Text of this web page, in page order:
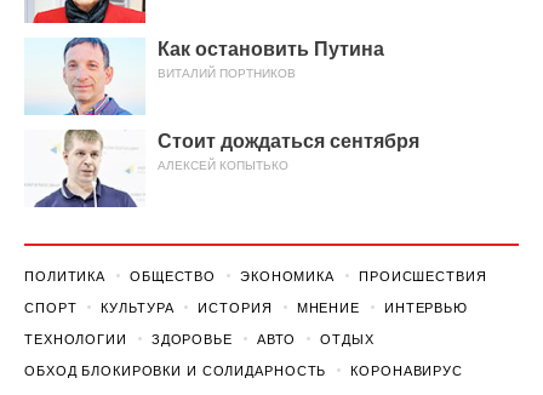
Как остановить Путина
ВИТАЛИЙ ПОРТНИКОВ
Стоит дождаться сентября
АЛЕКСЕЙ КОПЫТЬКО
ПОЛИТИКА ОБЩЕСТВО ЭКОНОМИКА ПРОИСШЕСТВИЯ
СПОРТ КУЛЬТУРА ИСТОРИЯ МНЕНИЕ ИНТЕРВЬЮ
ТЕХНОЛОГИИ ЗДОРОВЬЕ АВТО ОТДЫХ
ОБХОД БЛОКИРОВКИ И СОЛИДАРНОСТЬ КОРОНАВИРУС